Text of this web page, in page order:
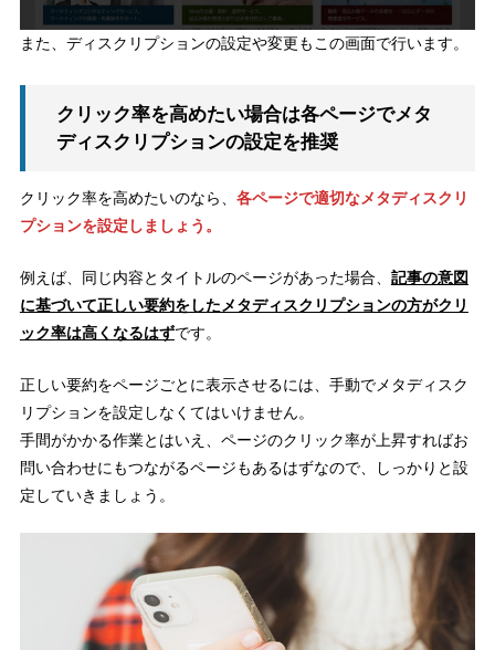
また、ディスクリプションの設定や変更もこの画面で行います。
クリック率を高めたい場合は各ページでメタ
ディスクリプションの設定を推奨
クリック率を高めたいのなら、 各ページで適切なメタディスクリ
プションを設定しましょう。
例えば、同じ内容とタイトルのページがあった場合、 記事の意図
に基づいて正しい要約をしたメタディスクリプションの方がクリ
ック率は高くなるはずです。
正しい要約をページごとに表示させるには、手動でメタディスク
リプションを設定しなくてはいけません。
手間がかかる作業とはいえ、ページのクリック率が上昇すればお
問い合わせにもつながるページもあるはずなので、しっかりと設
定していきましょう。